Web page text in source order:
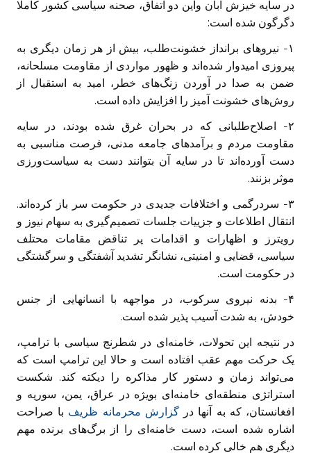
در سایه خیزش آبان واین دو اتفاق، صحنه سیاسی کشور کاملا
دگرگون شده است:
۱- نیرو‌های برانداز خشونت‌طلب، بیش از هر زمان دیگری به
پیروزی امیدوار شده‌اند و ظهور مواردی از مقاومت مسلحانه،
ضمن به صدا در آوردن زنگ‌های خطر، امید به استقبال از
روش‌های خشونت آمیز را افزایش داده است.
۲- اصلاح‌طلبانی که در بحران غرق شده بودند، در سایه
مقاومت مردم و برآمد‌های جامعه مدنی، فرصت مناسبی به
دست آورده‌اند تا در سایه آن بتوانند دست به سیاست‌ورزی
موثر بزنند.
۳- سردرگمی و اختلافات جدیدی در حکومت سر باز کرده‌اند.
انتقال اطلاعات و جزییات جلسات تصمیم‌گیری به سهام نیوز و
رویترز و اظهارات و اقدامات پر تناقض مقامات محتلف
سیاسی، قضایی و امنیتی، نشانگر تشدید آشفتگی و سرگشتگی
در حکومت است.
۴- بدنه نیروی سرکوب، در مواجهه با انسانهایی از جنس
خودش، به شدت آسیب پذیر شده است.
در نتیجه این تحولات، خامنه‌ای در شطرنج سیاسی با ترامپ،
یک حرکت مهم عقب افتاده است و حالا این ترامپ است که
می‌تواند زمان و دستور کار مذاکره را دیکته کند. شکست
استراتژی منطقه‌ای خامنه‌ای بویژه در عراق، یمن، سوریه و
افغانستان، که به آنها درگزارش محرمانه ظریف با صراحت
اشاره شده است، دست خامنه‌ای را از برگ‌های برنده مهم
دیگری هم خالی کرده است.